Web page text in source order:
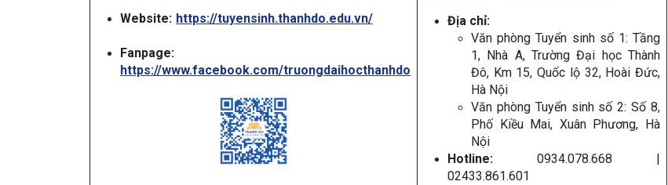
Website: https://tuyensinh.thanhdo.edu.vn/
Fanpage:
https://www.facebook.com/truongdaihocthanhdo
Địa chỉ:
Văn phòng Tuyển sinh số 1: Tầng
1, Nhà A, Trường Đại học Thành
Đô, Km 15, Quốc lộ 32, Hoài Đức,
Hà Nội
Văn phòng Tuyển sinh số 2: Số 8,
Phố Kiều Mai, Xuân Phương, Hà
Nội
Hotline: 0934.078.668 |
02433.861.601